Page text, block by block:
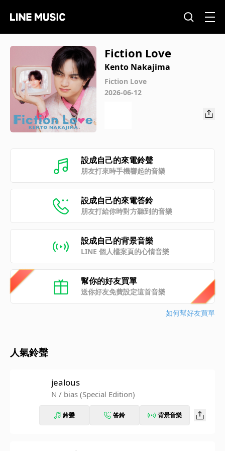
Fiction Love
Kento Nakajima
Fiction Love
2026-06-12
設成自己的來電鈴聲
朋友打來時手機響起的音樂
設成自己的來電答鈴
朋友打給你時對方聽到的音樂
設成自己的背景音樂
LINE 個人檔案頁的心情音樂
幫你的好友買單
送你好友免費設定這首音樂
如何幫好友買單
人氣鈴聲
jealous
N / bias (Special Edition)
鈴聲 答鈴 背景音樂